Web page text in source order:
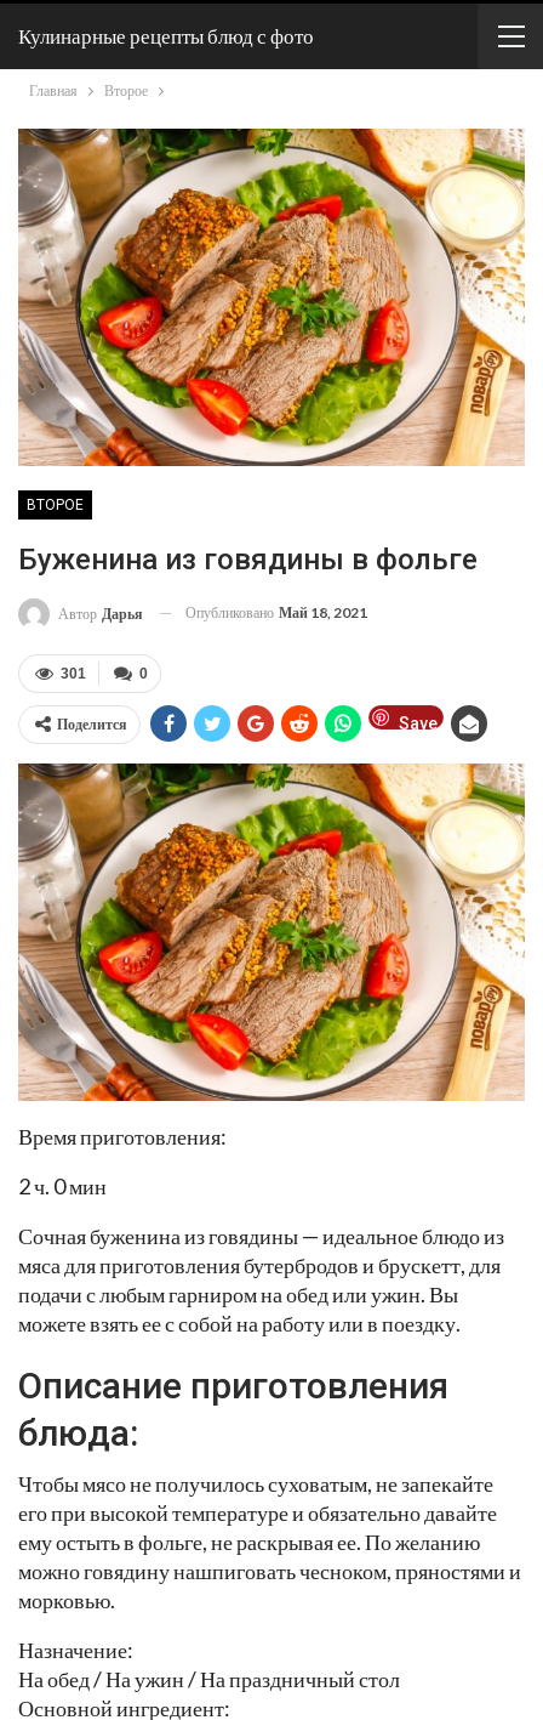
Кулинарные рецепты блюд с фото
Главная Второе
ВТОРОЕ
Буженина из говядины в фольге
Автор Дарья Опубликовано Май 18, 2021
0
301
Поделится Save
Время приготовления:
2 ч. 0 мин
Сочная буженина из говядины — идеальное блюдо из
мяса для приготовления бутербродов и брускетт, для
подачи с любым гарниром на обед или ужин. Вы
можете взять ее с собой на работу или в поездку.
Описание приготовления
блюда:
Чтобы мясо не получилось суховатым, не запекайте
его при высокой температуре и обязательно давайте
ему остыть в фольге, не раскрывая ее. По желанию
можно говядину нашпиговать чесноком, пряностями и
морковью.
Назначение:
На обед / На ужин / На праздничный стол
Основной ингредиент: